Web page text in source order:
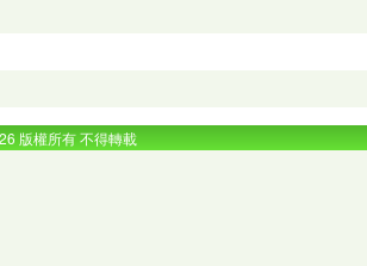
版權所有 不得轉載